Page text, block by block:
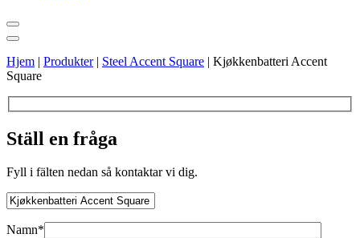
Hjem | Produkter| Steel Accent Square | Kjøkkenbatteri Accent
Square
Ställ en fråga
Fyll i fälten nedan så kontaktar vi dig.
Namn*